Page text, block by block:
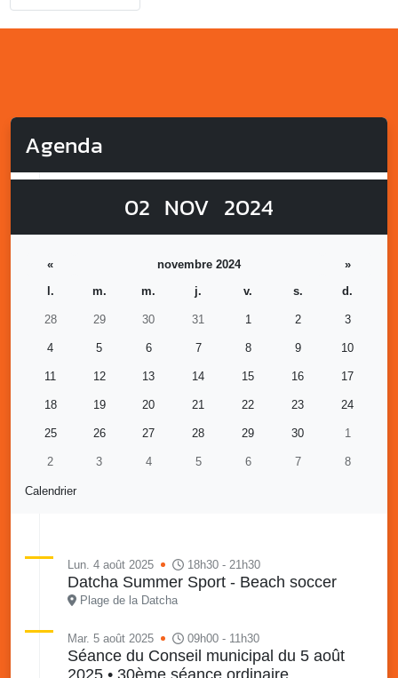
Agenda
02 NOV 2024
Calendrier
« novembre 2024
»
l.
m. m. j. v. s. d.
28 29 30 31 1 2 3
4 5 6 7 8 9 10
11 12 13 14 15 16 17
18 19 20 21 22 23 24
25 26 27 28 29 30 1
2 3 4 5 6 7 8
Lun. 4 août 2025 18h30 - 21h30
Datcha Summer Sport - Beach soccer
Plage de la Datcha
Mar. 5 août 2025 09h00 - 11h30
Séance du Conseil municipal du 5 août
2025 • 30ème séance ordinaire